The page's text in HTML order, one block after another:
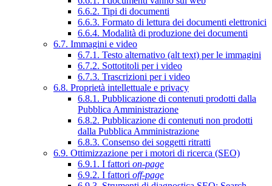
6.6.2. Tipi di documenti
6.6.3. Formato di lettura dei documenti elettronici
6.6.4. Modalità di produzione dei documenti
6.7. Immagini e video
6.7.1. Testo alternativo (alt text) per le immagini
6.7.2. Sottotitoli per i video
6.7.3. Trascrizioni per i video
6.8. Proprietà intellettuale e privacy
6.8.1. Pubblicazione di contenuti prodotti dalla
Pubblica Amministrazione
6.8.2. Pubblicazione di contenuti non prodotti
dalla Pubblica Amministrazione
6.8.3. Consenso dei soggetti ritratti
6.9. Ottimizzazione per i motori di ricerca (SEO)
6.9.1. I fattori on-page
6.9.2. I fattori off-page